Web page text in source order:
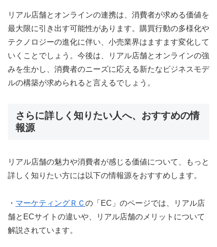
リアル店舗とオンラインの連携は、消費者が求める価値を
最大限に引き出す可能性があります。購買行動の多様化や
テクノロジーの進化に伴い、小売業界はますます変化して
いくことでしょう。今後は、リアル店舗とオンラインの強
みを生かし、消費者のニーズに応える新たなビジネスモデ
ルの構築が求められると言えるでしょう。
さらに詳しく知りたい人へ、おすすめの情
報源
リアル店舗の魅力や消費者が感じる価値について、もっと
詳しく知りたい方には以下の情報源をおすすめします。
・ マーケティングＲＣ の「EC」のページでは、リアル店
舗とECサイトの違いや、リアル店舗のメリットについて
解説されています。